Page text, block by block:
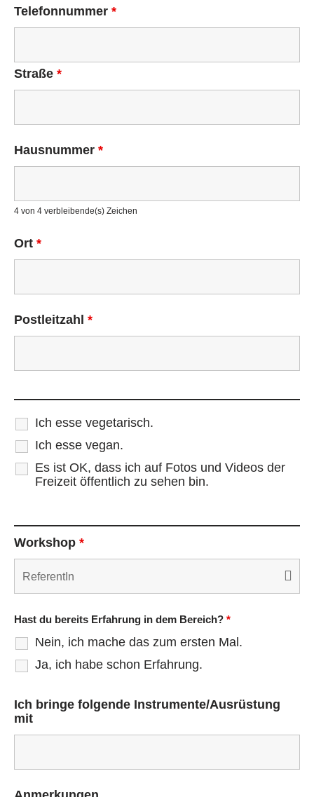
Telefonnummer *
Straße *
Hausnummer *
4 von 4 verbleibende(s) Zeichen
Ort *
Postleitzahl *
Ich esse vegetarisch.
Ich esse vegan.
Es ist OK, dass ich auf Fotos und Videos der
Freizeit öffentlich zu sehen bin.
Workshop *
Hast du bereits Erfahrung in dem Bereich? *
Nein, ich mache das zum ersten Mal.
Ja, ich habe schon Erfahrung.
Ich bringe folgende Instrumente/Ausrüstung
mit